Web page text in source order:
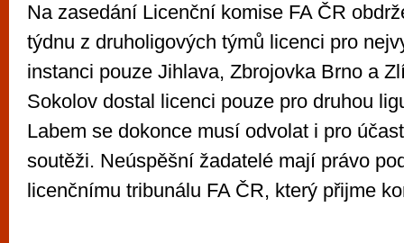
Na zasedání Licenční komise FA ČR
týdnu z druholigových týmů licenci pro
instanci pouze Jihlava, Zbrojovka Brno a
Sokolov dostal licenci pouze pro druhou
Labem se dokonce musí odvolat i pro
soutěži. Neúspěšní žadatelé mají právo
licenčnímu tribunálu FA ČR, který přijme